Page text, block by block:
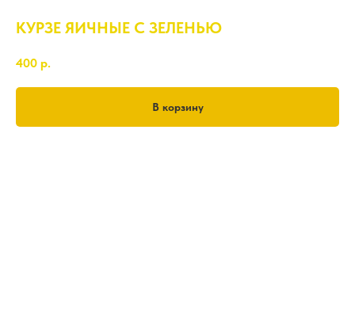
КУРЗЕ ЯИЧНЫЕ С ЗЕЛЕНЬЮ
400 р.
В корзину